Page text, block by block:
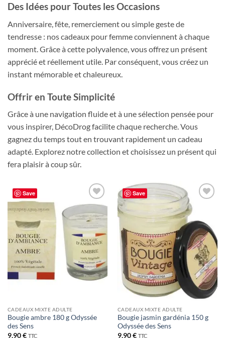
Des Idées pour Toutes les Occasions
Anniversaire, fête, remerciement ou simple geste de
tendresse : nos cadeaux pour femme conviennent à chaque
moment. Grâce à cette polyvalence, vous offrez un présent
apprécié et réellement utile. Par conséquent, vous créez un
instant mémorable et chaleureux.
Offrir en Toute Simplicité
Grâce à une navigation fluide et à une sélection pensée pour
vous inspirer, DécoDrog facilite chaque recherche. Vous
gagnez du temps tout en trouvant rapidement un cadeau
adapté. Explorez notre collection et choisissez un présent qui
fera plaisir à coup sûr.
Save
Ajouter
à la liste
de
souhaits
CADEAUX MIXTE ADULTE
Bougie ambre 180 g Odyssée
des Sens
9,90€ TTC
Save
Ajouter
à la liste
de
souhaits
CADEAUX MIXTE ADULTE
Bougie jasmin gardénia 150 g
Odyssée des Sens
9,90€ TTC